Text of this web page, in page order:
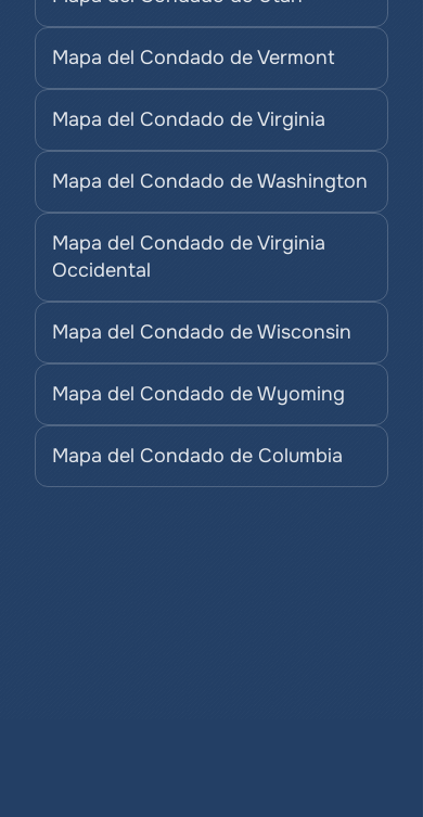
Mapa del Condado de Vermont
Mapa del Condado de Virginia
Mapa del Condado de Washington
Mapa del Condado de Virginia
Occidental
Mapa del Condado de Wisconsin
Mapa del Condado de Wyoming
Mapa del Condado de Columbia